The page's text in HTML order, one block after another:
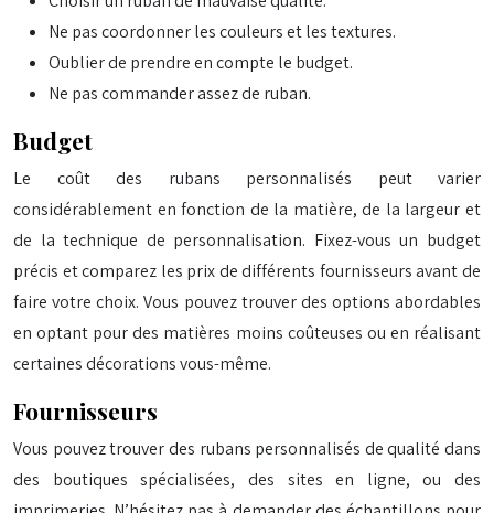
Ne pas coordonner les couleurs et les textures.
Oublier de prendre en compte le budget.
Ne pas commander assez de ruban.
Budget
Le coût des rubans personnalisés peut varier
considérablement en fonction de la matière, de la largeur et
de la technique de personnalisation. Fixez-vous un budget
précis et comparez les prix de différents fournisseurs avant de
faire votre choix. Vous pouvez trouver des options abordables
en optant pour des matières moins coûteuses ou en réalisant
certaines décorations vous-même.
Fournisseurs
Vous pouvez trouver des rubans personnalisés de qualité dans
des boutiques spécialisées, des sites en ligne, ou des